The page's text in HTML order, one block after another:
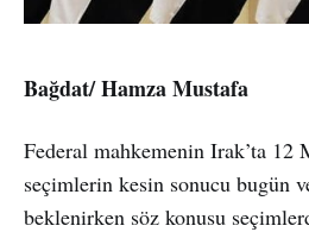
Bağdat/ Hamza Mustafa
Federal mahkemenin Irak’ta 12
seçimlerin kesin sonucu bugün
beklenirken söz konusu